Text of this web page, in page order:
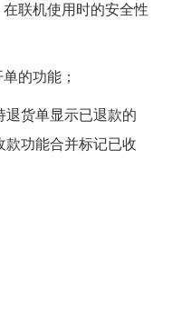
联机使用时的安全性
的功能；
退货单显示已退款的
款功能合并标记已收